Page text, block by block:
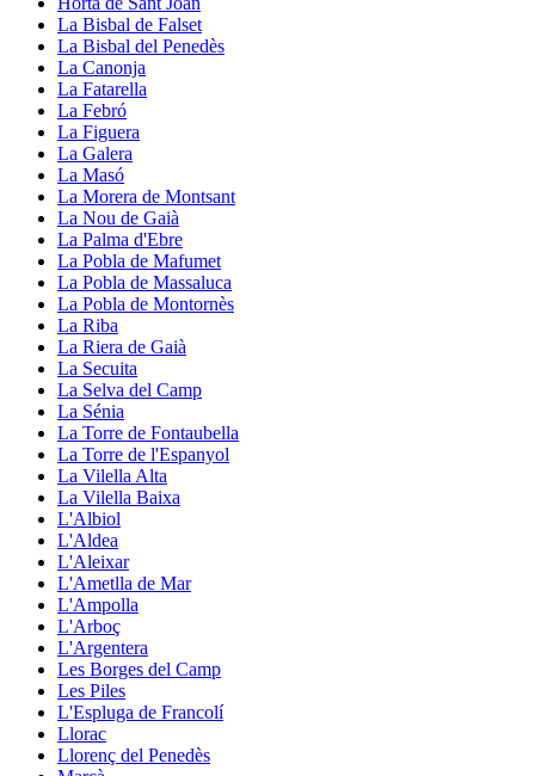
La Bisbal de Falset
La Bisbal del Penedès
La Canonja
La Fatarella
La Febró
La Figuera
La Galera
La Masó
La Morera de Montsant
La Nou de Gaià
La Palma d'Ebre
La Pobla de Mafumet
La Pobla de Massaluca
La Pobla de Montornès
La Riba
La Riera de Gaià
La Secuita
La Selva del Camp
La Sénia
La Torre de Fontaubella
La Torre de l'Espanyol
La Vilella Alta
La Vilella Baixa
L'Albiol
L'Aldea
L'Aleixar
L'Ametlla de Mar
L'Ampolla
L'Arboç
L'Argentera
Les Borges del Camp
Les Piles
L'Espluga de Francolí
Llorac
Llorenç del Penedès